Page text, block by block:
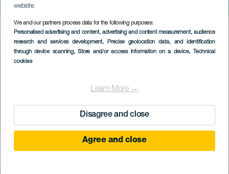
website.
We and our partners process data for the following purposes:
Personalised advertising and content, advertising and content measurement, audience
research and services development, Precise geolocation data, and identification
through device scanning, Store and/or access information on a device, Technical
cookies
Learn More →
Disagree and close
Agree and close
Muken QArt-tet koncerten
Imagen
Listado